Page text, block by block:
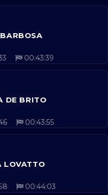
00:43:39
DE BRITO
00:43:55
LOVATTO
00:44:03